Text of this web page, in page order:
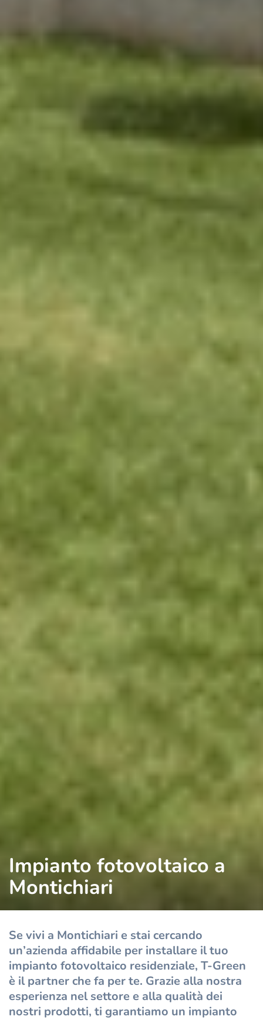
Impianto fotovoltaico a
Montichiari
Se vivi a Montichiari e stai cercando
un’azienda affidabile per installare il tuo
impianto fotovoltaico residenziale, T-Green
è il partner che fa per te. Grazie alla nostra
esperienza nel settore e alla qualità dei
nostri prodotti, ti garantiamo un impianto